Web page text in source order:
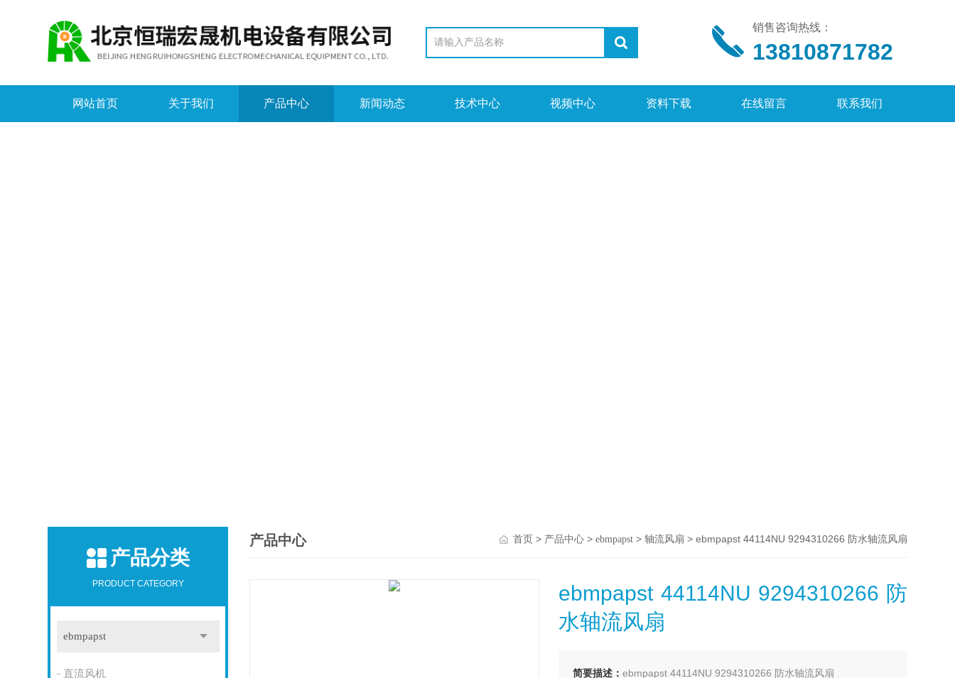
销售咨询热线：
13810871782
网站首页 关于我们 产品中心 新闻动态 技术中心 视频中心 资料下载 在线留言 联系我们
产品分类
PRODUCT CATEGORY
ebmpapst
直流风机
产品中心 首页> 产品中心> ebmpapst> 轴流风扇 > ebmpapst 44114NU 9294310266 防水轴流风扇
ebmpapst 44114NU 9294310266 防
水轴流风扇
简要描述：ebmpapst 44114NU 9294310266 防水轴流风扇